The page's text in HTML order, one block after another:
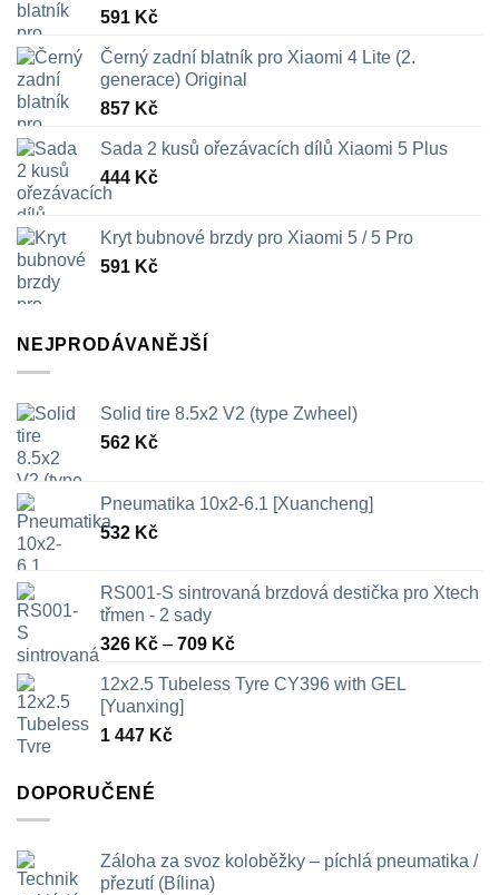
591 Kč
Černý zadní blatník pro Xiaomi 4 Lite (2.
generace) Original
857 Kč
Sada 2 kusů ořezávacích dílů Xiaomi 5 Plus
444 Kč
Kryt bubnové brzdy pro Xiaomi 5 / 5 Pro
591 Kč
NEJPRODÁVANĚJŠÍ
Solid tire 8.5x2 V2 (type Zwheel)
562 Kč
Pneumatika 10x2-6.1 [Xuancheng]
532 Kč
RS001-S sintrovaná brzdová destička pro Xtech
třmen - 2 sady
326 Kč – 709 KčRozpětí
326 Kč
12x2.5 Tubeless Tyre CY396 with GEL
[Yuanxing]
1 447 Kč
DOPORUČENÉ
Záloha za svoz koloběžky – píchlá pneumatika /
přezutí (Bílina)